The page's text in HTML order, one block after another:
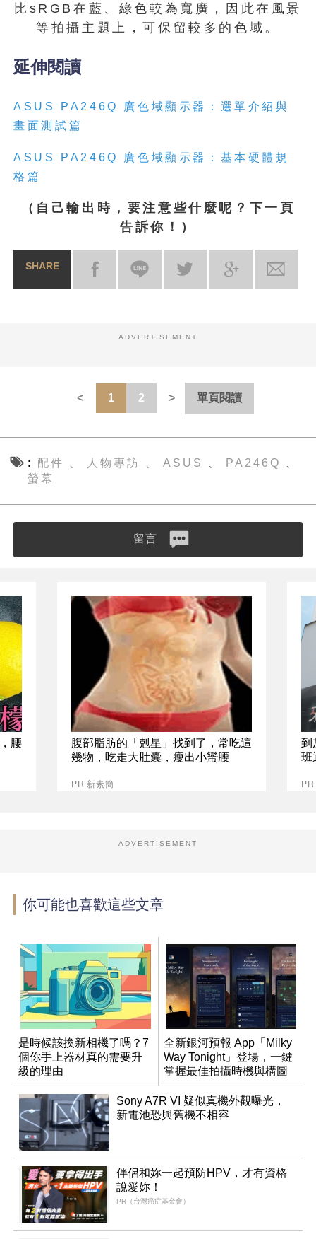
比sRGB在藍、綠色較為寬廣，因此在風景
等拍攝主題上，可保留較多的色域。
延伸閱讀
ASUS PA246Q 廣色域顯示器：選單介紹與
畫面測試篇
ASUS PA246Q 廣色域顯示器：基本硬體規
格篇
（自己輸出時，要注意些什麼呢？下一頁
告訴你！）
SHARE
ADVERTISEMENT
1 2 單頁閱讀
配件 人物專訪 ASUS PA246Q
螢幕
留言
腰
腹部脂肪的「剋星」找到了，常吃這
幾物，吃走大肚囊，瘦出小蠻腰
PR 新素簡
到
班
ADVERTISEMENT
你可能也喜歡這些文章
是時候該換新相機了嗎？7
個你手上器材真的需要升
級的理由
全新銀河預報 App「Milky
Way Tonight」登場，一鍵
掌握最佳拍攝時機與構圖
Sony A7R VI 疑似真機外觀曝光，
新電池恐與舊機不相容
伴侶和妳一起預防HPV，才有資格
說愛妳！
PR（台灣癌症基金會）